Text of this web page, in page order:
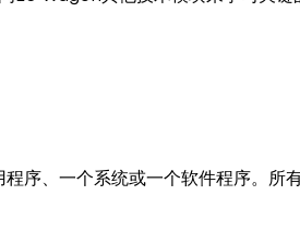
序、一个系统或一个软件程序。所